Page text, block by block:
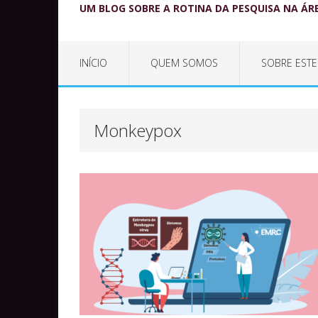
UM BLOG SOBRE A ROTINA DA PESQUISA NA
INÍCIO QUEM SOMOS SOBRE
Monkeypox